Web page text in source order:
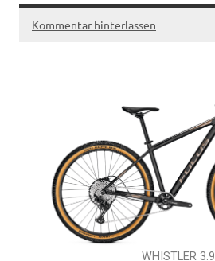
Kommentar hinterlassen
WHISTLER 3.9